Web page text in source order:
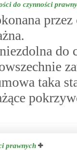
do czynności
do
taka
prawnych